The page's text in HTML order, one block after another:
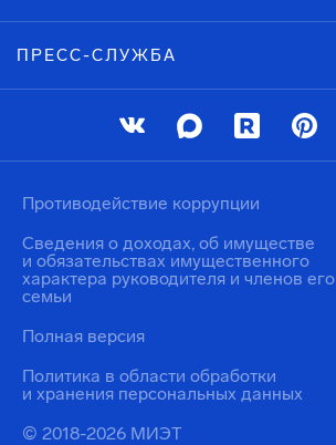
ПРЕСС-СЛУЖБА
© 2018-2026 МИЭТ
Политика в области обработки
и хранения персональных данных
Противодействие коррупции
Сведения о доходах, об имуществе
и обязательствах имущественного
характера руководителя и членов его
семьи
Полная версия